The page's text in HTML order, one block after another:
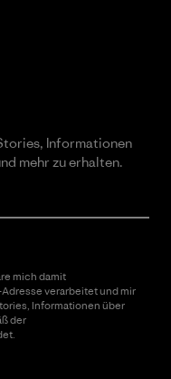
Informationen
mehr zu erhalten.
mich damit
verarbeitet und mir
Informationen über
der